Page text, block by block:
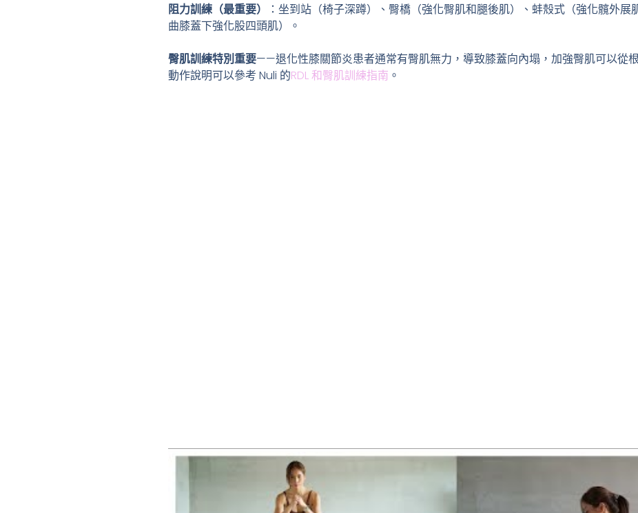
阻力訓練（最重要）
：坐到站（椅子深蹲）、臀橋（強化臀肌和腿後肌）、蚌殼式（強化髖外展
曲膝蓋下強化股四頭肌）。
臀肌訓練特別重要——退化性膝關節炎患者通常有臀肌無力，導致膝蓋向內塌，加強臀肌可以從
動作說明可以參考 Nuli 的RDL 和臀肌訓練指南 。